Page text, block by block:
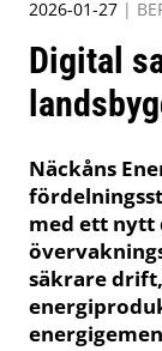
2026-01-27 |
Digital
Näckåns
med ett nytt
säkrare